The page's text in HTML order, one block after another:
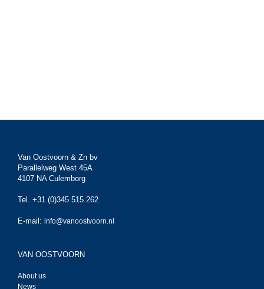
Van Oostvoorn & Zn bv
Parallelweg West 45A
4107 NA Culemborg
Tel. +31 (0)345 515 262
E-mail: info@vanoostvoorn.nl
VAN OOSTVOORN
About us
News